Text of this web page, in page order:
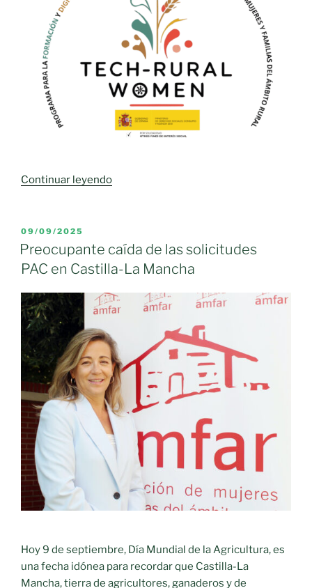
Continuar leyendo«TECH-
iniciativa
para
impulsar
digitalización
y
el
emprendimiento
de
las
mujeres
rurales»
PUBLICADO
EL
09/09/2025
Preocupante caída de las solicitudes
PAC en Castilla-La Mancha
Hoy 9 de septiembre, Día Mundial de la Agricultura, es
una fecha idónea para recordar que Castilla-La
Mancha, tierra de agricultores, ganaderos y de